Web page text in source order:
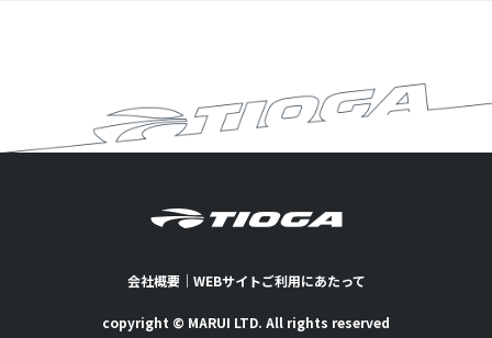
会社概要｜ WEBサイトご利用にあたって
copyright © MARUI LTD. All rights reserved